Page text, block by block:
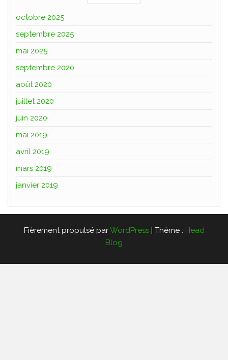
octobre 2025
septembre 2025
mai 2025
septembre 2020
août 2020
juillet 2020
juin 2020
mai 2019
avril 2019
mars 2019
janvier 2019
Fièrement propulsé parWordPress | Thème : Head
Blog